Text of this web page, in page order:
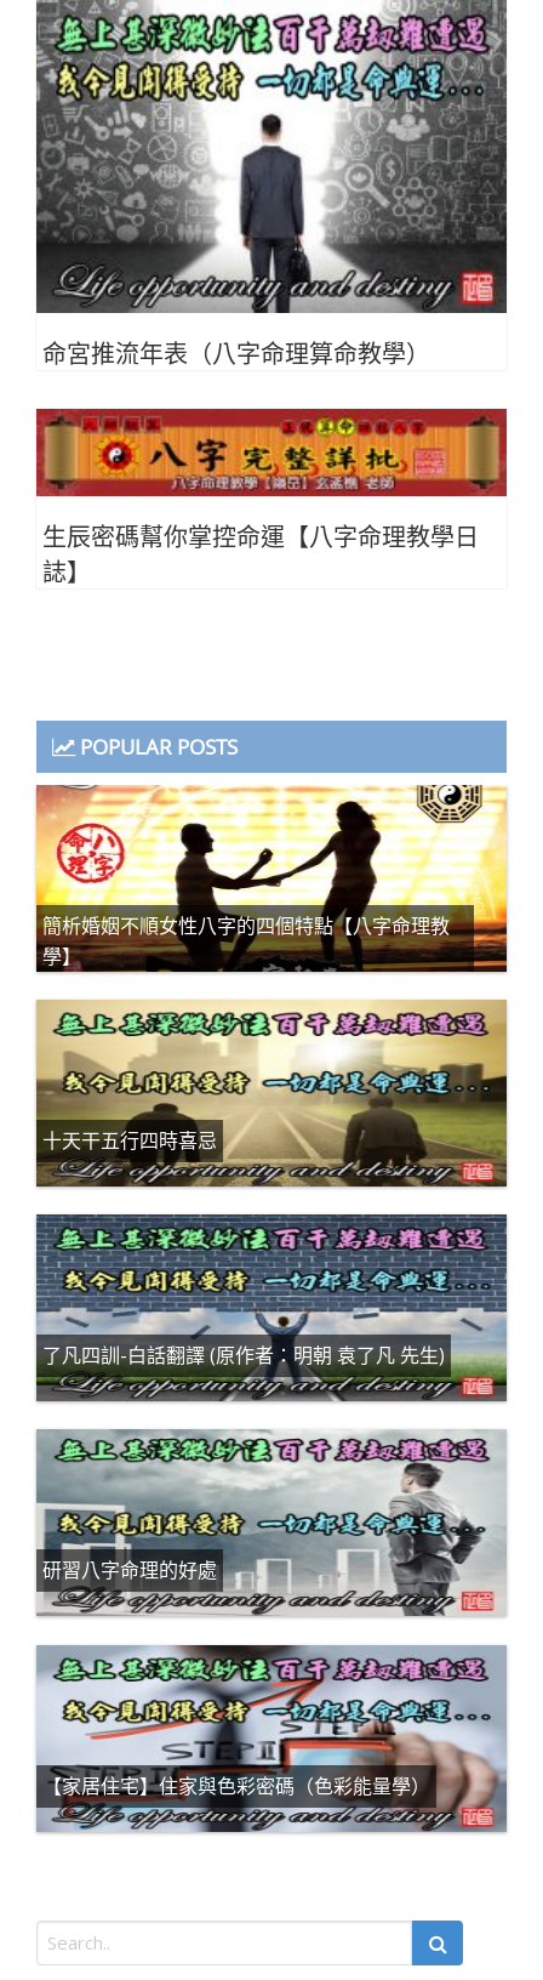
命宮推流年表（八字命理算命教學）
生辰密碼幫你掌控命運【八字命理教學日
誌】
POPULAR POSTS
簡析婚姻不順女性八字的四個特點【八字命理教
學】
十天干五行四時喜忌
了凡四訓-白話翻譯 (原作者：明朝 袁了凡 先生)
研習八字命理的好處
【家居住宅】住家與色彩密碼（色彩能量學）